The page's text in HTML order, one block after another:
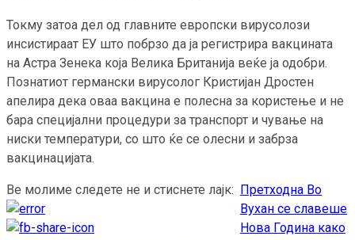
Токму затоа дел од главните европски вирусолози
инсистираат ЕУ што побрзо да ја регистрира вакцината
на Астра Зенека која Велика Британија веќе ја одобри.
Познатиот германски вирусолог Кристијан Дростен
апелира дека оваа вакцина е полесна за користење и не
бара специјални процедури за транспорт и чување на
ниски температури, со што ќе се олесни и забрза
вакцинацијата.
Ве молиме следете не и стиснете лајк:
Continue
Reading
Претходна Во
Вухан се славеше
Нова Година како